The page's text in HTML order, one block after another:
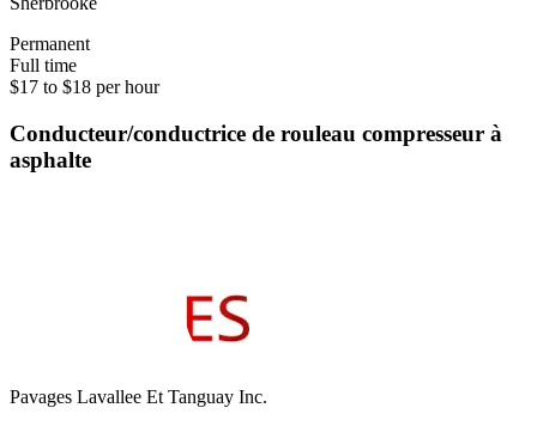
Permanent
Full time
$17 to $18 per hour
Conducteur/conductrice de rouleau compresseur à
asphalte
Pavages Lavallee Et Tanguay Inc.